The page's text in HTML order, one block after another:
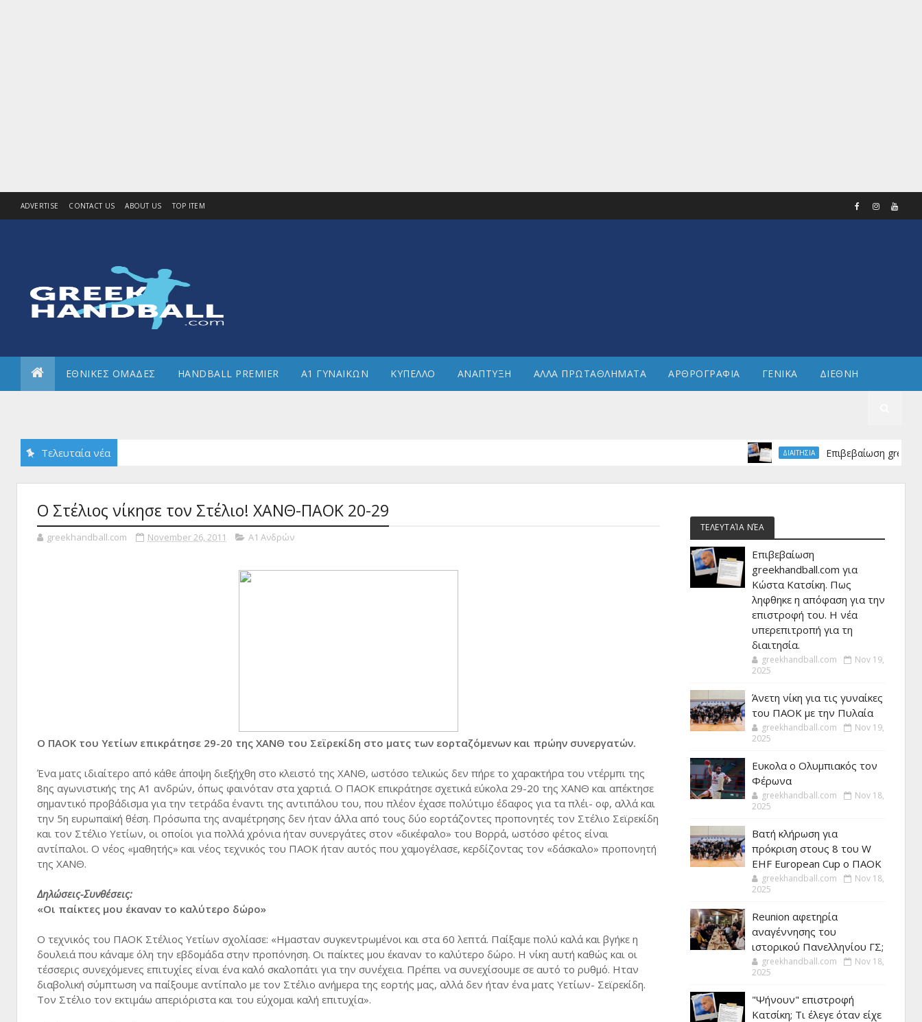
ADVERTISE CONTACT US ABOUT US TOP ITEM
ΕΘΝΙΚΕΣ ΟΜΑΔΕΣ HANDBALL PREMIER Α1 ΓΥΝΑΙΚΩΝ ΚΥΠΕΛΛΟ ΑΝΑΠΤΥΞΗ ΑΛΛΑ ΠΡΩΤΑΘΛΗΜΑΤΑ ΑΡΘΡΟΓΡΑΦΙΑ ΓΕΝΙΚΑ ΔΙΕΘΝΗ
Τελευταία νέα ΔΙΑΙΤΗΣΙΑ Επιβεβαίωση
Ο Στέλιος νίκησε τον Στέλιο! ΧΑΝΘ-ΠΑΟΚ 20-29
greekhandball.com November 26, 2011 Α1 Ανδρών
Ο ΠΑΟΚ του Υετίων επικράτησε 29-20 της ΧΑΝΘ του Σεϊρεκίδη στο ματς των εορταζόμενων και πρώην συνεργατών.
Ένα ματς ιδιαίτερο από κάθε άποψη διεξήχθη στο κλειστό της ΧΑΝΘ, ωστόσο τελικώς δεν πήρε το χαρακτήρα του ντέρμπι της
8ης αγωνιστικής της Α1 ανδρών, όπως φαινόταν στα χαρτιά. Ο ΠΑΟΚ επικράτησε σχετικά εύκολα 29-20 της ΧΑΝΘ και απέκτησε
σημαντικό προβάδισμα για την τετράδα έναντι της αντιπάλου του, που πλέον έχασε πολύτιμο έδαφος για τα πλέι- οφ, αλλά και
την 5η ευρωπαϊκή θέση. Πρόσωπα της αναμέτρησης δεν ήταν άλλα από τους δύο εορτάζοντες προπονητές τον Στέλιο Σεϊρεκίδη
και τον Στέλιο Υετίων, οι οποίοι για πολλά χρόνια ήταν συνεργάτες στον «δικέφαλο» του Βορρά, ωστόσο φέτος είναι
αντίπαλοι. Ο νέος «μαθητής» και νέος τεχνικός του ΠΑΟΚ ήταν αυτός που χαμογέλασε, κερδίζοντας τον «δάσκαλο» προπονητή
της ΧΑΝΘ.
Δηλώσεις-Συνθέσεις:
«Οι παίκτες μου έκαναν το καλύτερο δώρο»
Ο τεχνικός του ΠΑΟΚ Στέλιος Υετίων σχολίασε: «Ημασταν συγκεντρωμένοι και στα 60 λεπτά. Παίξαμε πολύ καλά και βγήκε η
δουλειά που κάναμε όλη την εβδομάδα στην προπόνηση. Οι παίκτες μου έκαναν το καλύτερο δώρο. Η νίκη αυτή καθώς και οι
τέσσερις συνεχόμενες επιτυχίες είναι ένα καλό σκαλοπάτι για την συνέχεια. Πρέπει να συνεχίσουμε σε αυτό το ρυθμό. Ηταν
διαβολική σύμπτωση να παίξουμε αντίπαλο με τον Στέλιο ανήμερα της εορτής μας, αλλά δεν ήταν ένα ματς Υετίων- Σεϊρεκίδη.
Τον Στέλιο τον εκτιμάω απεριόριστα και του εύχομαι καλή επιτυχία».
ΤΕΛΕΥΤΑΊΑ ΝΈΑ
Επιβεβαίωση
greekhandball.com για
Κώστα Κατσίκη. Πως
ληφθηκε η απόφαση για την
επιστροφή του. Η νέα
υπερεπιτροπή για τη
διαιτησία.
greekhandball.com
Nov 19,
2025
Άνετη νίκη για τις γυναίκες
του ΠΑΟΚ με την Πυλαία
greekhandball.com
Nov 19,
2025
Ευκολα ο Ολυμπιακός τον
Φέρωνα
greekhandball.com
Nov 18,
2025
Βατή κλήρωση για
πρόκριση στους 8 του W
EHF European Cup ο ΠΑΟΚ
greekhandball.com
Nov 18,
2025
Reunion αφετηρία
αναγέννησης του
ιστορικού Πανελληνίου ΓΣ;
greekhandball.com
Nov 18,
2025
"Ψήνουν" επιστροφή
Κατσίκη; Τι έλεγε όταν είχε